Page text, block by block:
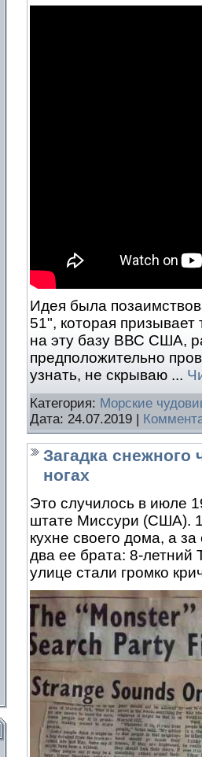
Идея была
51", которая
на эту базу ВВС США,
предположительно
узнать, не скрываю ...
Категория: Морские
Дата: 24.07.2019
Загадка снежного
ногах
Это случилось в июле
штате Миссури (США).
кухне своего дома, а
два ее брата: 8-летний
улице стали громко